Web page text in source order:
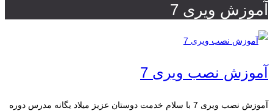
آموزش ویری 7
آموزش نصب ویری 7
آموزش نصب ویری 7 با سلام خدمت دوستان عزیز میلاد یگانه مدرس دوره